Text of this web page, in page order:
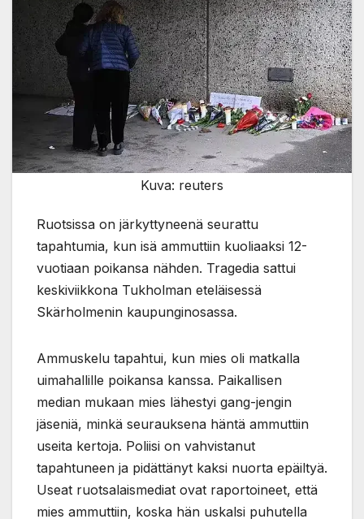
Kuva: reuters
Ruotsissa on järkyttyneenä seurattu
tapahtumia, kun isä ammuttiin kuoliaaksi 12-
vuotiaan poikansa nähden. Tragedia sattui
keskiviikkona Tukholman eteläisessä
Skärholmenin kaupunginosassa.
Ammuskelu tapahtui, kun mies oli matkalla
uimahallille poikansa kanssa. Paikallisen
median mukaan mies lähestyi gang-jengin
jäseniä, minkä seurauksena häntä ammuttiin
useita kertoja. Poliisi on vahvistanut
tapahtuneen ja pidättänyt kaksi nuorta epäiltyä.
Useat ruotsalaismediat ovat raportoineet, että
mies ammuttiin, koska hän uskalsi puhutella